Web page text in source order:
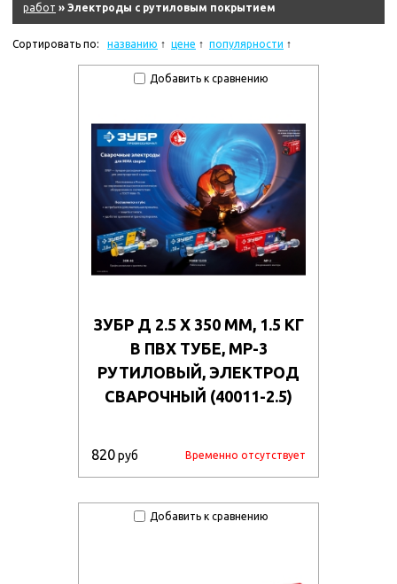
работ » Электроды с рутиловым покрытием
Сортировать по: названию цене популярности
Добавить к сравнению
ЗУБР Д 2.5 Х 350 ММ, 1.5 КГ
В ПВХ ТУБЕ, МР-3
РУТИЛОВЫЙ, ЭЛЕКТРОД
СВАРОЧНЫЙ (40011-2.5)
820руб Временно отсутствует
Добавить к сравнению